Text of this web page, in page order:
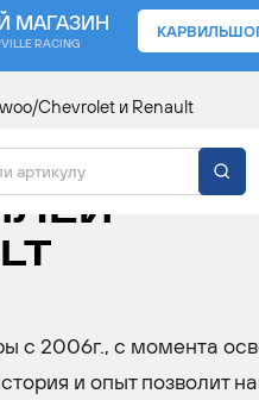
МАГАЗИН
RACING
Chevrolet и Renault
с 2006г., с момента
и опыт позволит